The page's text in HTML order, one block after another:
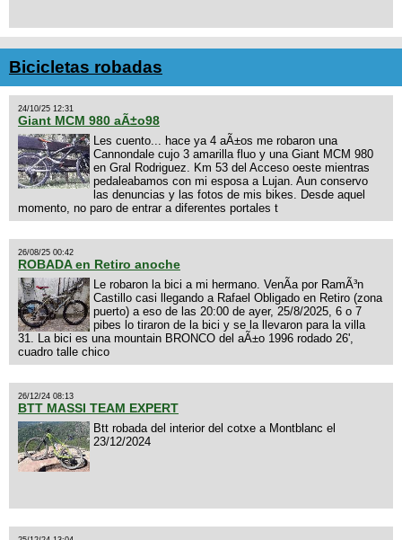
Bicicletas robadas
24/10/25 12:31
Giant MCM 980 aÃ±o98
Les cuento... hace ya 4 aÃ±os me robaron una
Cannondale cujo 3 amarilla fluo y una Giant MCM 980
en Gral Rodriguez. Km 53 del Acceso oeste mientras
pedaleabamos con mi esposa a Lujan. Aun conservo
las denuncias y las fotos de mis bikes. Desde aquel
momento, no paro de entrar a diferentes portales t
26/08/25 00:42
ROBADA en Retiro anoche
Le robaron la bici a mi hermano. VenÃ­a por RamÃ³n
Castillo casi llegando a Rafael Obligado en Retiro (zona
puerto) a eso de las 20:00 de ayer, 25/8/2025, 6 o 7
pibes lo tiraron de la bici y se la llevaron para la villa
31. La bici es una mountain BRONCO del aÃ±o 1996 rodado 26',
cuadro talle chico
26/12/24 08:13
BTT MASSI TEAM EXPERT
Btt robada del interior del cotxe a Montblanc el
23/12/2024